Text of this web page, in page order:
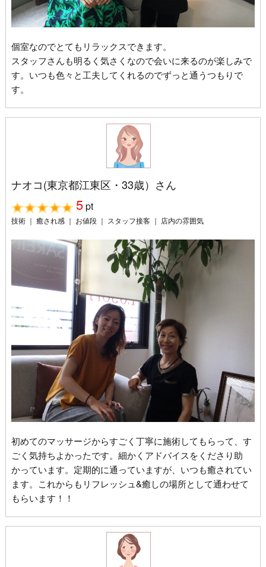
個室なのでとてもリラックスできます。
スタッフさんも明るく気さくなので会いに来るのが楽しみで
す。いつも色々と工夫してくれるのでずっと通うつもりで
す。
ナオコ(東京都江東区・33歳）さん
5pt
技術 ｜ 癒され感 ｜ お値段 ｜ スタッフ接客 ｜ 店内の雰囲気
初めてのマッサージからすごく丁寧に施術してもらって、す
ごく気持ちよかったです。細かくアドバイスをくださり助
かっています。定期的に通っていますが、いつも癒されてい
ます。これからもリフレッシュ&癒しの場所として通わせて
もらいます！！